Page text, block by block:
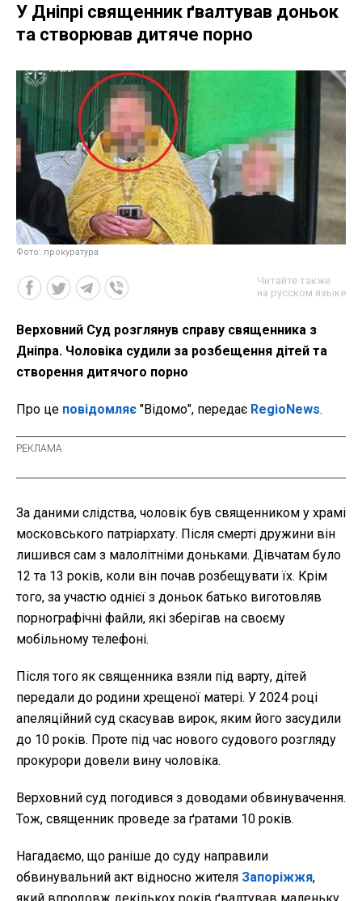
У Дніпрі священник ґвалтував доньок
та створював дитяче порно
Фото: прокуратура
Читайте также
на русском языке
Верховний Суд розглянув справу священника з
Дніпра. Чоловіка судили за розбещення дітей та
створення дитячого порно
Про це повідомляє "Відомо", передає RegioNews.
За даними слідства, чоловік був священником у храмі
московського патріархату. Після смерті дружини він
лишився сам з малолітніми доньками. Дівчатам було
12 та 13 років, коли він почав розбещувати їх. Крім
того, за участю однієї з доньок батько виготовляв
порнографічні файли, які зберігав на своєму
мобільному телефоні.
Після того як священника взяли під варту, дітей
передали до родини хрещеної матері. У 2024 році
апеляційний суд скасував вирок, яким його засудили
до 10 років. Проте під час нового судового розгляду
прокурори довели вину чоловіка.
Верховний суд погодився з доводами обвинувачення.
Тож, священник проведе за ґратами 10 років.
Нагадаємо, що раніше до суду направили
обвинувальний акт відносно жителя Запоріжжя,